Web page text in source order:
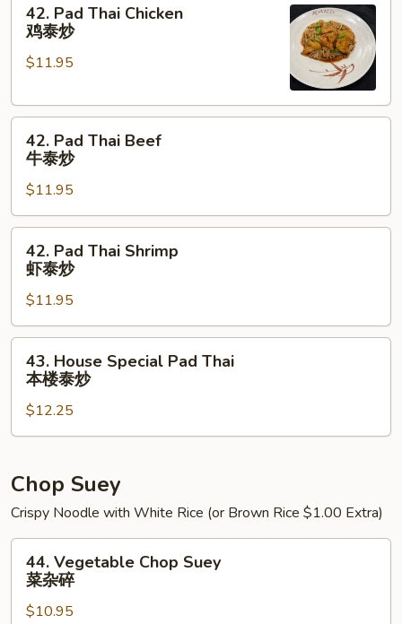
Pad
Thai
Chicken
泰
42. Pad Thai Chicken
鸡泰炒
$11.95
Pad
Thai
Beef
牛
泰
42. Pad Thai Beef
牛泰炒
$11.95
Pad
Thai
Shrimp
虾
泰
42. Pad Thai Shrimp
虾泰炒
$11.95
House
Special
Pad
Thai
楼
炒
43. House Special Pad Thai
本楼泰炒
$12.25
Chop Suey
Crispy Noodle with White Rice (or Brown Rice $1.00 Extra)
Vegetable
Chop
Suey
44. Vegetable Chop Suey
菜杂碎
$10.95